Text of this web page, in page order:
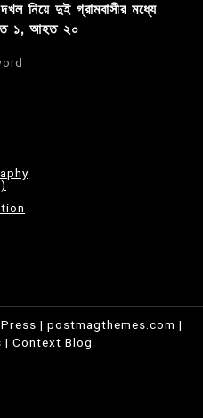
নিয়ে দুই গ্রামবাসীর মধ্যে
১, আহত ২০
| postmagthemes.com |
| Context Blog